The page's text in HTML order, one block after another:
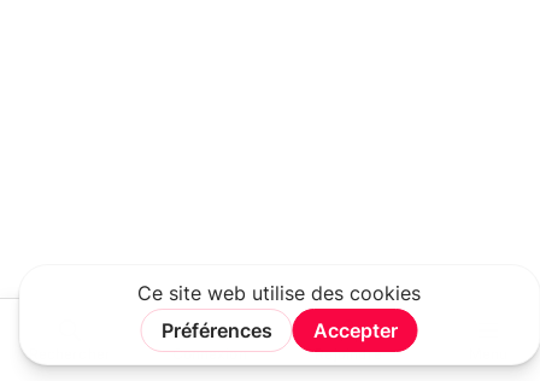
Rechercher Connexion Rejoindre